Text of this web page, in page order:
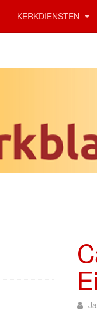
KERKDIENSTEN